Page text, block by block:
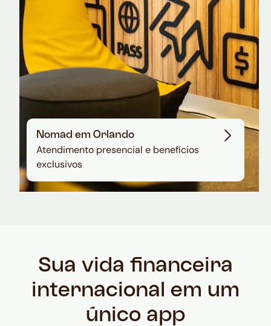
Nomad em Orlando
Atendimento presencial e benefícios
exclusivos
Sua vida financeira
internacional em um
único app